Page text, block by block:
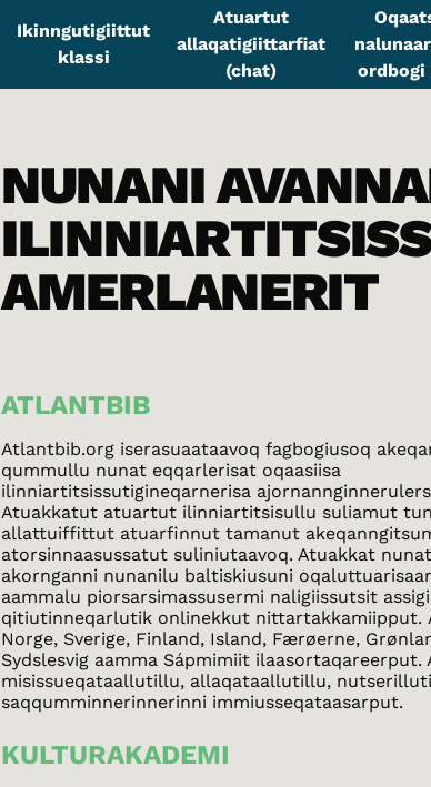
Ikinngutigiittut
klassi
Atuartut
allaqatigiittarfiat
(chat)
NUNANI
AMERLANERIT
ATLANTBIB
Atlantbib.org iserasuaataavoq fagbogiusoq
qummullu nunat eqqarlerisat oqaasiisa
ilinniartitsissutigineqarnerisa
Atuakkatut atuartut ilinniartitsisullu suliamut
allattuiffittut atuarfinnut tamanut
atorsinnaasussatut suliniutaavoq. Atuakkat
akornganni nunanilu baltiskiusuni
aammalu piorsarsimassusermi naligiissutsit
qitiutinneqarlutik onlinekkut nittartakkamiipput.
Norge, Sverige, Finland, Island, Færøerne,
Sydslesvig aamma Sápmimiit
misissueqataallutillu, allaqataallutillu,
saqqumminnerinnerinni immiusseqataasarput.
KULTURAKADEMI